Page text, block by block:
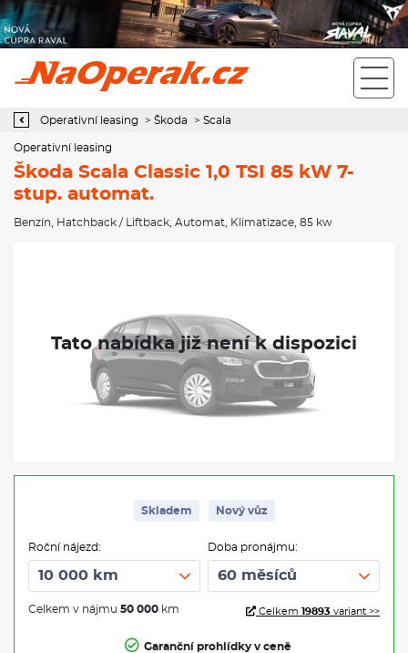
Operativní leasing Škoda Scala Classic 1,0 TSI 85 kW 7-stup.
Operativní leasing > Škoda > Scala
Operativní leasing
Škoda Scala Classic 1,0 TSI 85 kW 7-
stup. automat.
Benzín Hatchback / Liftback Automat Klimatizace , 85 kw
Skladem Nový vůz
Roční nájezd:
Celkem v nájmu 50 000 km
Doba pronájmu:
Celkem 19893 variant >>
Garanční prohlídky v ceně